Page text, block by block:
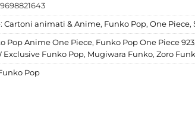
Cartoni animati & Anime, Funko Pop, One Piece,
Pop Anime One Piece, Funko Pop One Piece 923,
Exclusive Funko Pop, Mugiwara Funko, Zoro
Pop